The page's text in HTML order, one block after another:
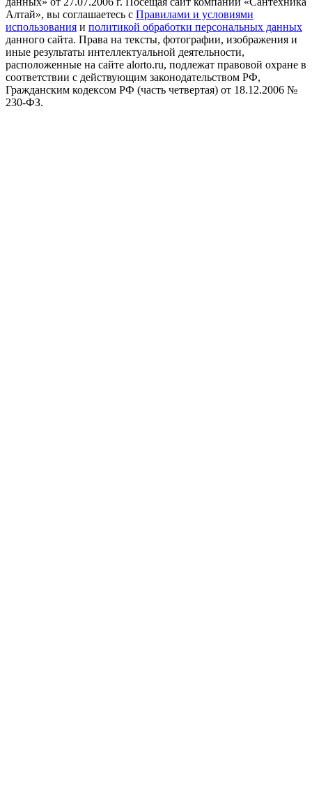
Алтай», вы соглашаетесь с Правилами и условиями
использования и политикой обработки персональных данных
данного сайта. Права на тексты, фотографии, изображения и
иные результаты интеллектуальной деятельности,
расположенные на сайте alorto.ru, подлежат правовой охране в
соответствии с действующим законодательством РФ,
Гражданским кодексом РФ (часть четвертая) от 18.12.2006 №
230-ФЗ.